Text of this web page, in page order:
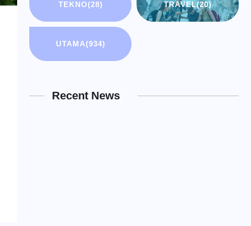
TEKNO(28) TRAVEL(20)
UTAMA(934)
Recent News